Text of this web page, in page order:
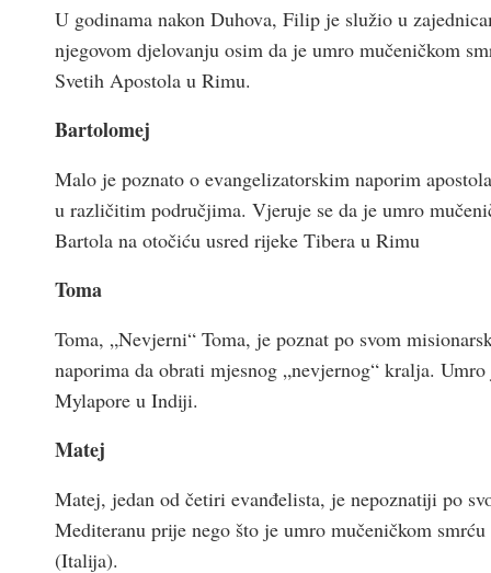
U godinama nakon Duhova, Filip je služio u
njegovom djelovanju osim da je umro mučeničkom
Svetih Apostola u Rimu.
Bartolomej
Malo je poznato o evangelizatorskim naporim
u različitim područjima. Vjeruje se da je umro
Bartola na otočiću usred rijeke Tibera u Rimu
Toma
Toma, „Nevjerni“ Toma, je poznat po svom
naporima da obrati mjesnog „nevjernog“ kralja.
Mylapore u Indiji.
Matej
Matej, jedan od četiri evanđelista, je nepoznatiji po
Mediteranu prije nego što je umro mučeničkom
(Italija).